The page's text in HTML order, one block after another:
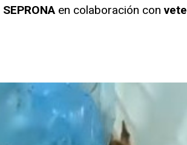
SEPRONA en colaboración con